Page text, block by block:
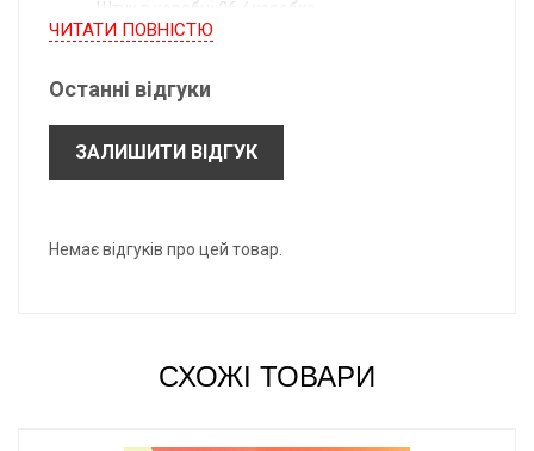
Штук в коробці: 96 / коробка
Температура прання:
Всі розміри одягу:
ЧИТАТИ ПОВНIСТЮ
Останні відгуки
ЗАЛИШИТИ ВІДГУК
Немає відгуків про цей товар.
СХОЖІ ТОВАРИ